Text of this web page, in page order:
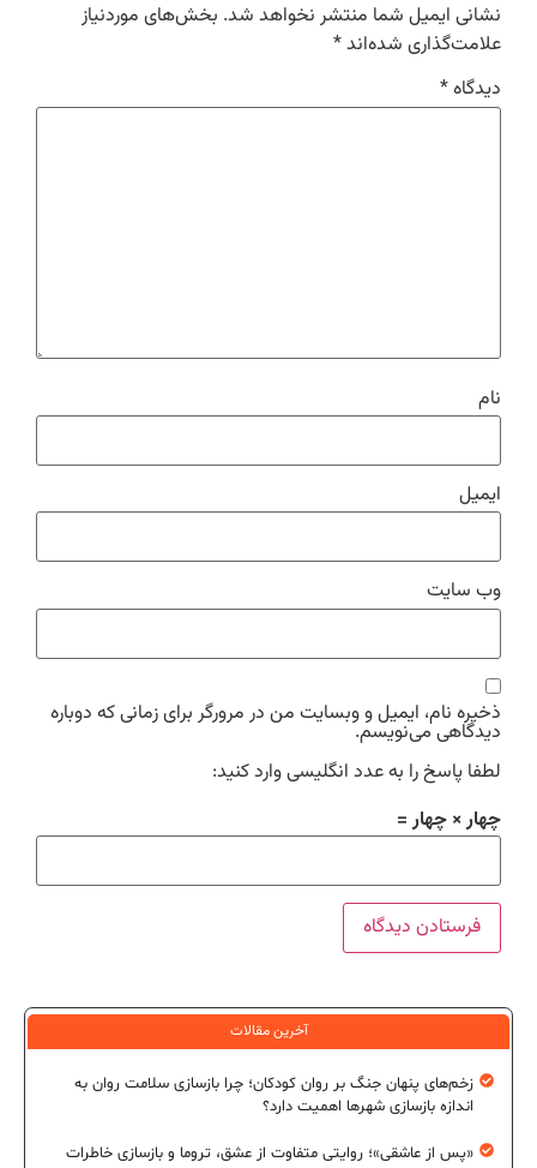
نشانی ایمیل شما منتشر نخواهد شد. بخش‌های موردنیاز
علامت‌گذاری شده‌اند*
دیدگاه*
نام
ایمیل
وب‌ سایت
ذخیره نام، ایمیل و وبسایت من در مرورگر برای زمانی که دوباره
دیدگاهی می‌نویسم.
لطفا پاسخ را به عدد انگلیسی وارد کنید:
چهار × چهار =
آخرین مقالات
زخم‌های پنهان جنگ بر روان کودکان؛ چرا بازسازی سلامت روان به
اندازه بازسازی شهرها اهمیت دارد؟
«پس از عاشقی»؛ روایتی متفاوت از عشق، تروما و بازسازی خاطرات